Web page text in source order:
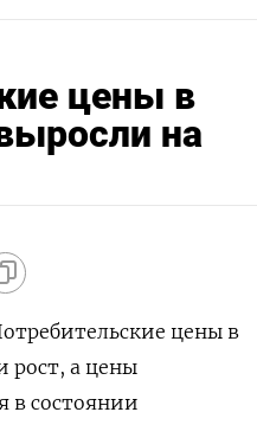
цены в
на
цены в
рост, а цены
в состоянии